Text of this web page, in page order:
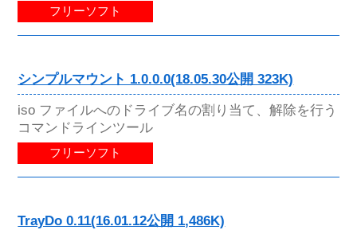
フリーソフト
シンプルマウント 1.0.0.0(18.05.30公開 323K)
iso ファイルへのドライブ名の割り当て、解除を行う
コマンドラインツール
フリーソフト
TrayDo 0.11(16.01.12公開 1,486K)